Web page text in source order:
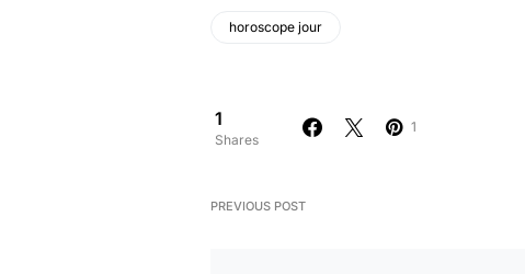
horoscope jour
1
Shares
1
PREVIOUS POST